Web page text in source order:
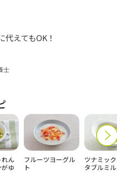
えてもOK！
士
ん
ゆ
フルーツヨーグル
ト
ツナミッ
タブルミ